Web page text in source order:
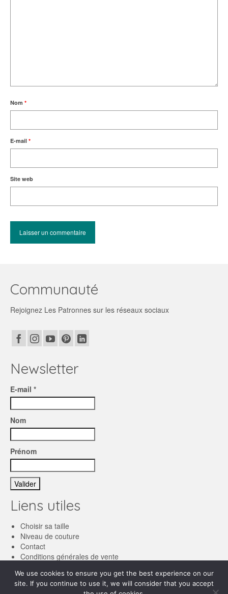
Nom *
E-mail *
Site web
Communauté
Rejoignez Les Patronnes sur les réseaux sociaux
Newsletter
E-mail *
Nom
Prénom
Liens utiles
Choisir sa taille
Niveau de couture
Contact
Conditions générales de vente
We use cookies to ensure you get the best experience on our
site. If you continue to use it, we will consider that you accept